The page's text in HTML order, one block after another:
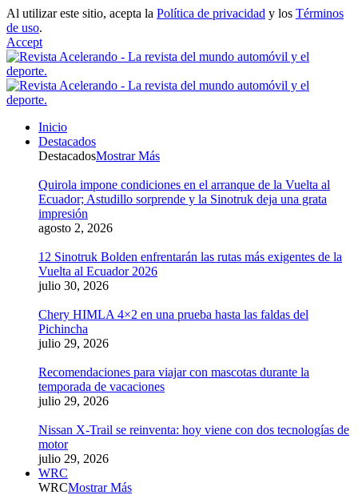
Al utilizar este sitio, acepta la Política de privacidad y los Términos
de uso.
Accept
Inicio
Destacados
DestacadosMostrar Más
Quirola impone condiciones en el arranque de la Vuelta al
Ecuador; Astudillo sorprende y la Sinotruk deja una grata
impresión
agosto 2, 2026
12 Sinotruk Bolden enfrentarán las rutas más exigentes de la
Vuelta al Ecuador 2026
julio 30, 2026
Chery HIMLA 4×2 en una prueba hasta las faldas del
Pichincha
julio 29, 2026
Recomendaciones para viajar con mascotas durante la
temporada de vacaciones
julio 29, 2026
Nissan X-Trail se reinventa: hoy viene con dos tecnologías de
motor
julio 29, 2026
WRC
WRCMostrar Más